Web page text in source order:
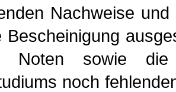
Nachweise
Bescheinigung
Noten sowie die
noch